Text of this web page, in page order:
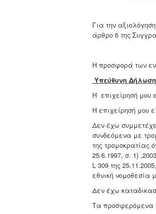
Για την
άρθρο 6 της
Η προσφορά των
Υπεύθυνη
Η επιχείρησή μου
Η επιχείρησή μου
Δεν έχω
συνδεόμενα με
της τρομοκρατίας
25.6.1997, σ. 1)
L 309 της
εθνική νομοθεσία
Δεν έχω
Τα προσφερόμενα